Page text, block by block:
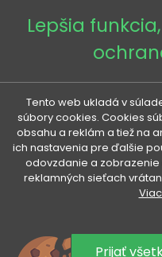
Copyright
Lepšia
Tento web ukladá v
súbory cookies. Cookies
obsahu a reklám a tiež na
ich nastavenia pre ďalšie
odovzdanie a
reklamných sieťach
Prijať